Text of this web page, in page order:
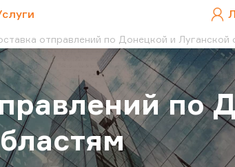
отправлений по Донецкой и Луганской
по